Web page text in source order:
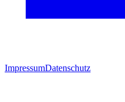
ImpressumDatenschutz